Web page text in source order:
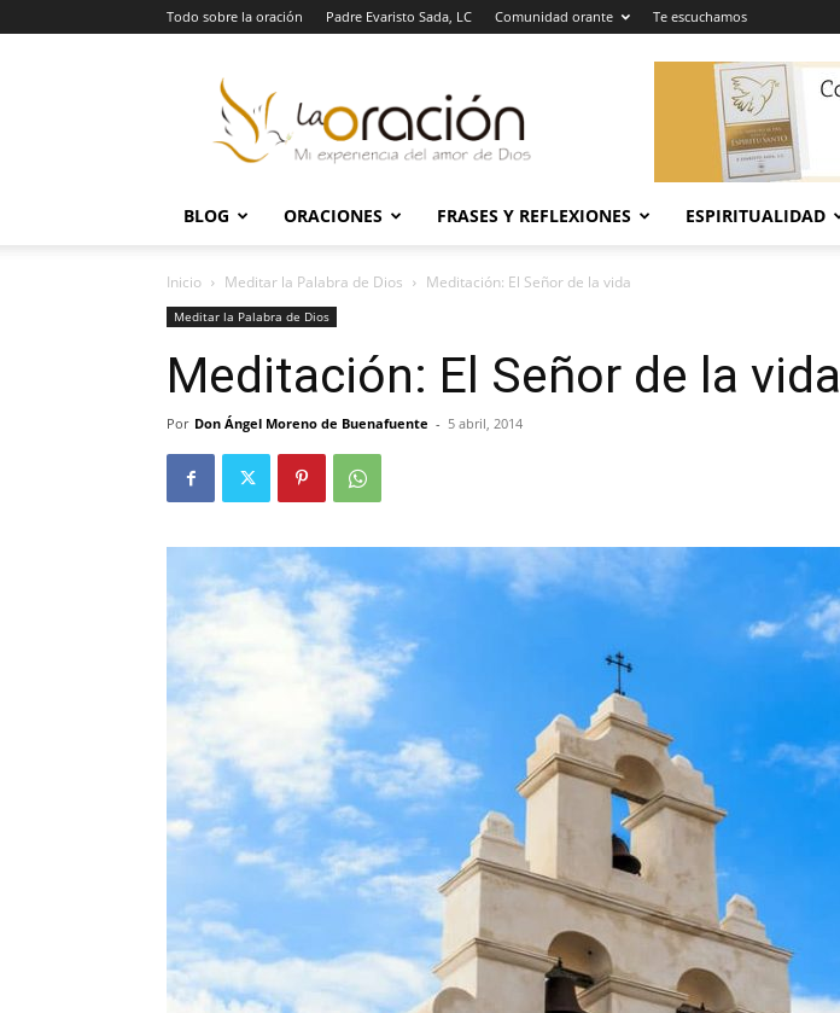
Todo sobre la oración Padre Evaristo Sada, LC Comunidad orante Te escuchamos
Oración
BLOG ORACIONES FRASES Y REFLEXIONES ESPIRITUALIDAD
Inicio Meditar la Palabra de Dios Meditación: El Señor de la vida
Meditar la Palabra de Dios
Meditación: El Señor de la vida
Por Don Ángel Moreno de Buenafuente - 5 abril, 2014